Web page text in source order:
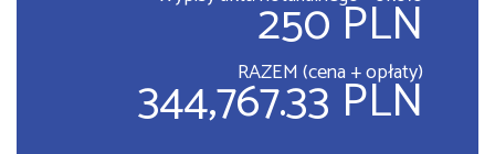
250 PLN
RAZEM (cena + opłaty)
344,767.33 PLN